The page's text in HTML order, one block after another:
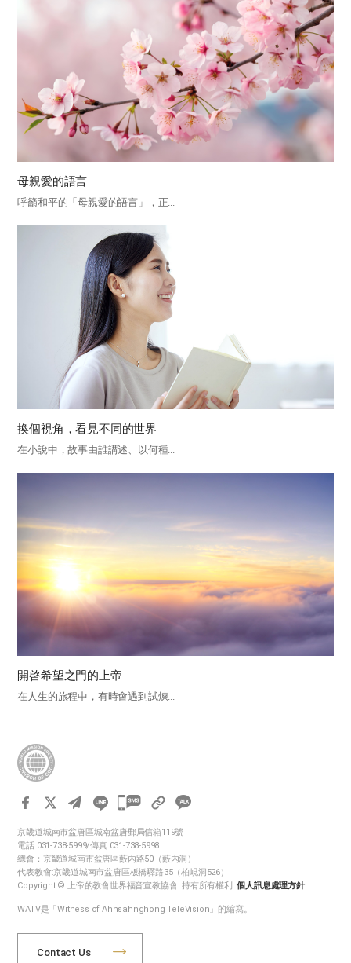
母親愛的語言
呼籲和平的「母親愛的語言」，正...
換個視角，看見不同的世界
在小說中，故事由誰講述、以何種...
開啓希望之門的上帝
在人生的旅程中，有時會遇到試煉...
카
오
톡
공
하
京畿道城南市盆唐區城南盆唐郵局信箱119號
電話:031-738-5999/傳真:031-738-5998
總會：京畿道城南市盆唐區藪內路50（藪內洞）
代表教會:京畿道城南市盆唐區板橋驛路35（柏峴洞526）
Copyright © 上帝的教會世界福音宣教協會. 持有所有權利.個人訊息處理方針
WATV是「Witness of Ahnsahnghong TeleVision」的縮寫。
Contact Us